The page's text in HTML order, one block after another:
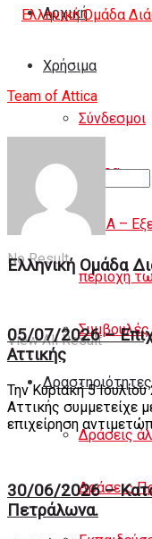
Αρχική
Χρήσιμα
Σύνδεσμοι
Άρθρα
ΕΟΔΑ –
περιοχή
Συμβουλές
Δραστηριότητες
Δράσεις
Δράσεις
No Result
View All Result
Ελληνική Ομάδα
05/07/2026 –
Αττικής
Την Κυριακή 5
Αττικής συμμετείχε
επιχείρηση
30/06/2026 –
Πετράλωνα.